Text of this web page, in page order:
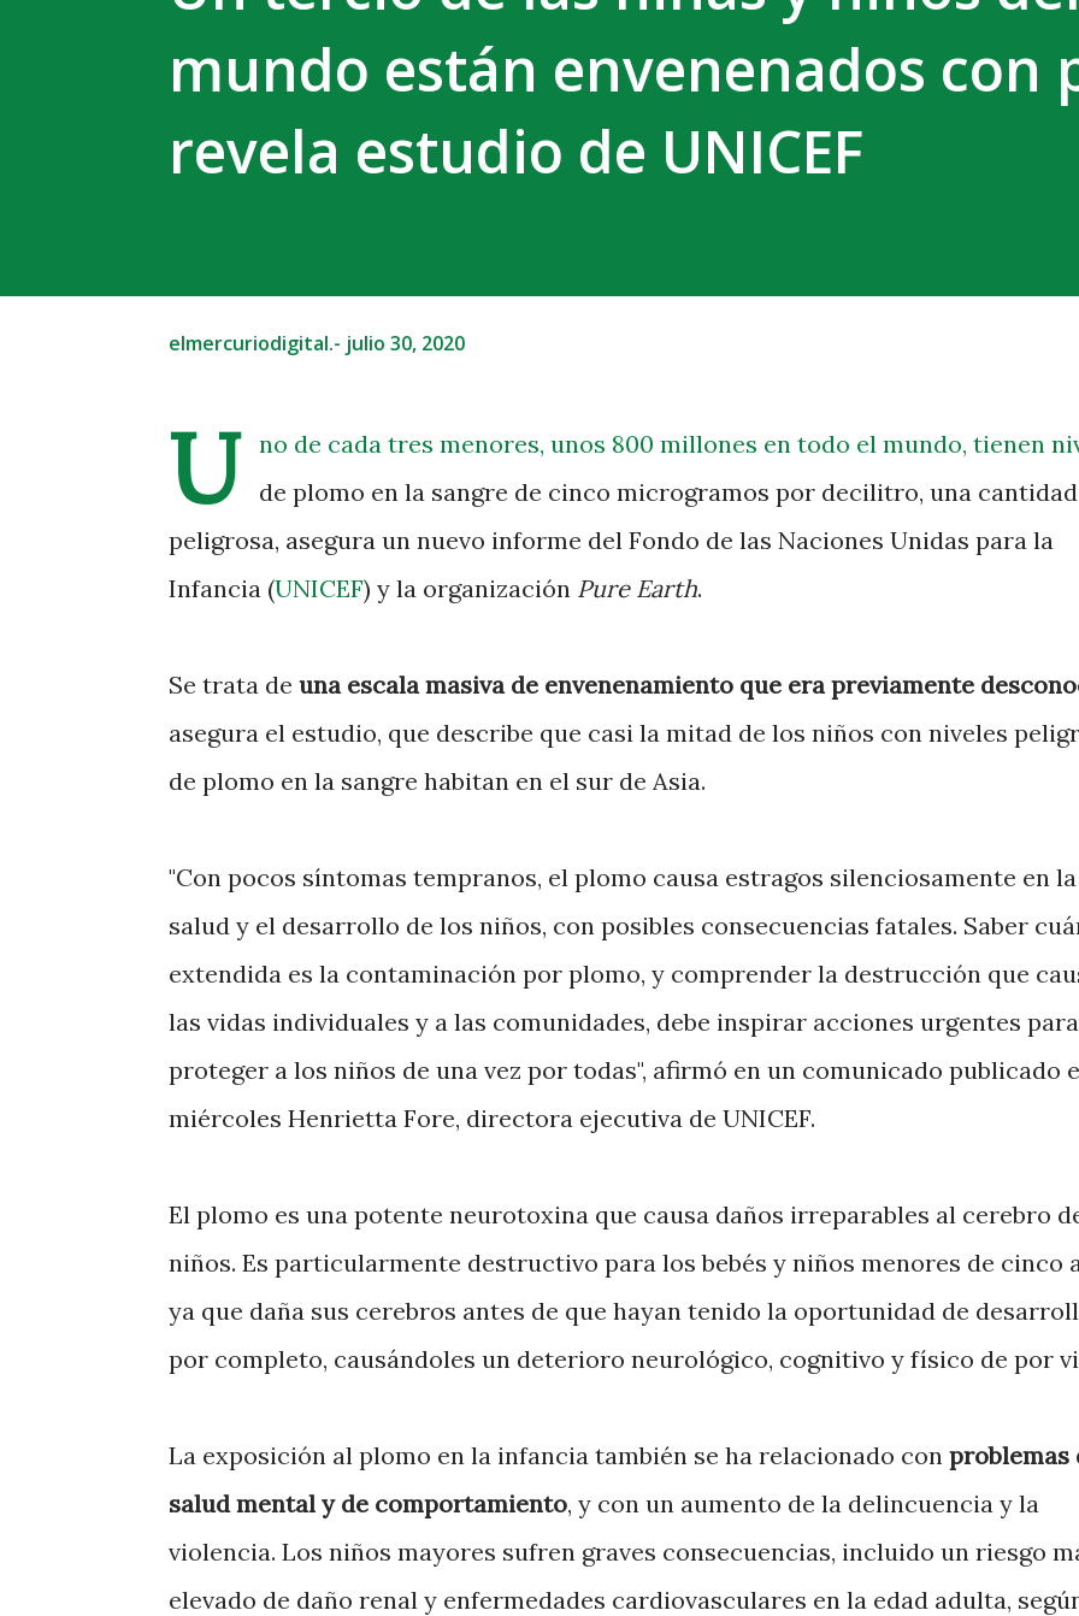
mundo están envenenados con
revela estudio de UNICEF
elmercuriodigital.- julio 30, 2020
U
no de cada tres menores, unos 800 millones en todo el mundo, tienen
de plomo en la sangre de cinco microgramos por decilitro, una cantidad
peligrosa, asegura un nuevo informe del Fondo de las Naciones Unidas para la
Infancia (UNICEF) y la organización Pure Earth.
Se trata de una escala masiva de envenenamiento que era previamente
asegura el estudio, que describe que casi la mitad de los niños con niveles
de plomo en la sangre habitan en el sur de Asia.
"Con pocos síntomas tempranos, el plomo causa estragos silenciosamente en la
salud y el desarrollo de los niños, con posibles consecuencias fatales. Saber
extendida es la contaminación por plomo, y comprender la destrucción que
las vidas individuales y a las comunidades, debe inspirar acciones urgentes para
proteger a los niños de una vez por todas", afirmó en un comunicado publicado
miércoles Henrietta Fore, directora ejecutiva de UNICEF.
El plomo es una potente neurotoxina que causa daños irreparables al cerebro
niños. Es particularmente destructivo para los bebés y niños menores de cinco
ya que daña sus cerebros antes de que hayan tenido la oportunidad de
por completo, causándoles un deterioro neurológico, cognitivo y físico de por
La exposición al plomo en la infancia también se ha relacionado con problemas
salud mental y de comportamiento, y con un aumento de la delincuencia y la
violencia. Los niños mayores sufren graves consecuencias, incluido un riesgo
elevado de daño renal y enfermedades cardiovasculares en la edad adulta,